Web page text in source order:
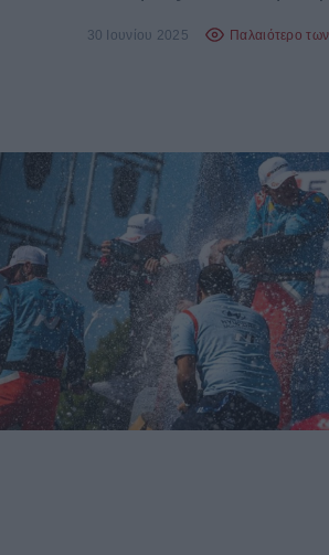
30 Ιουνίου 2025 Παλαιότερο